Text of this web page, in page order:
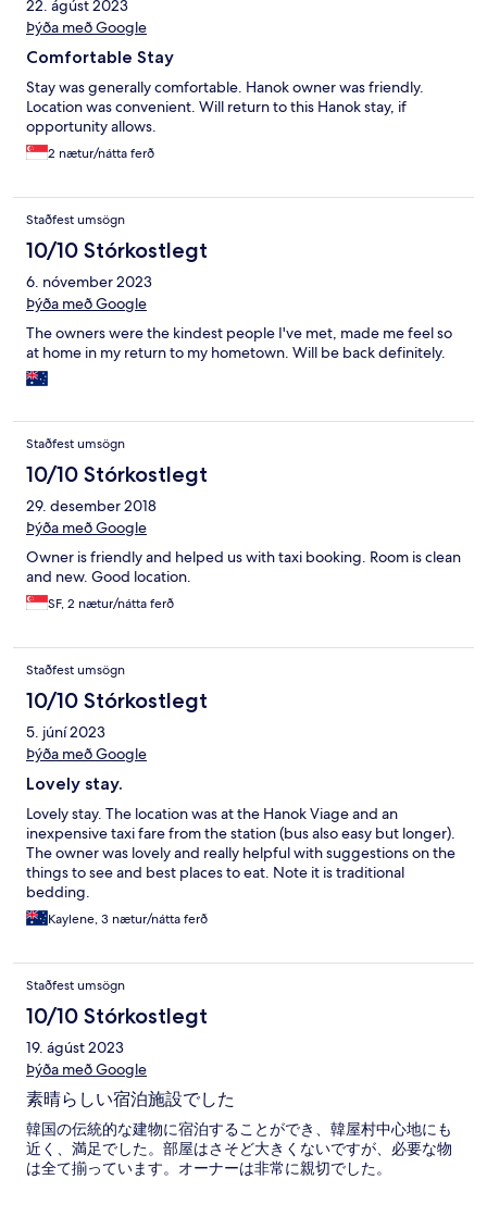
22. ágúst 2023
Þýða með Google
Comfortable Stay
Stay was generally comfortable. Hanok owner was friendly.
Location was convenient. Will return to this Hanok stay, if
opportunity allows.
2 nætur/nátta ferð
Staðfest umsögn
10/10 Stórkostlegt
6. nóvember 2023
Þýða með Google
The owners were the kindest people I've met, made me feel so
at home in my return to my hometown. Will be back definitely.
Staðfest umsögn
10/10 Stórkostlegt
29. desember 2018
Þýða með Google
Owner is friendly and helped us with taxi booking. Room is clean
and new. Good location.
SF, 2 nætur/nátta ferð
Staðfest umsögn
10/10 Stórkostlegt
5. júní 2023
Þýða með Google
Lovely stay.
Lovely stay. The location was at the Hanok Viage and an
inexpensive taxi fare from the station (bus also easy but longer).
The owner was lovely and really helpful with suggestions on the
things to see and best places to eat. Note it is traditional
bedding.
Kaylene, 3 nætur/nátta ferð
Staðfest umsögn
10/10 Stórkostlegt
19. ágúst 2023
Þýða með Google
素晴らしい宿泊施設でした
韓国の伝統的な建物に宿泊することができ、韓屋村中心地にも
近く、満足でした。部屋はさそど大きくないですが、必要な物
は全て揃っています。オーナーは非常に親切でした。